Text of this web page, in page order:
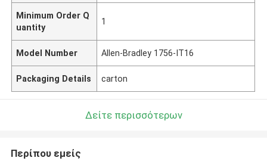
Minimum Order Q
uantity
1
Model Number Allen-Bradley 1756-IT16
Packaging Details carton
Δείτε περισσότερων
Περίπου εμείς